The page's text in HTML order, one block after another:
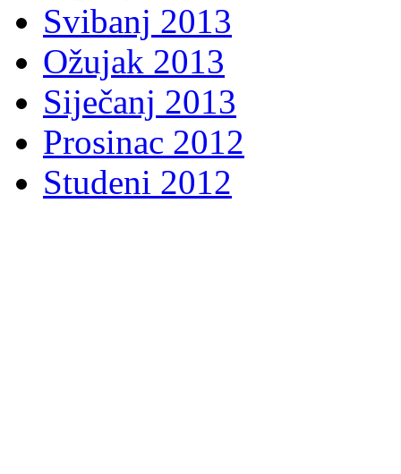
Svibanj 2013
Ožujak 2013
Siječanj 2013
Prosinac 2012
Studeni 2012